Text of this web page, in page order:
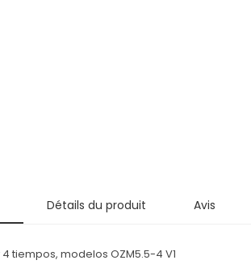
Détails du produit Avis
tiempos, modelos OZM5.5-4 V1